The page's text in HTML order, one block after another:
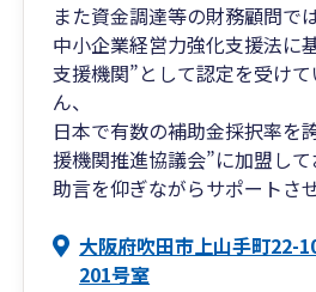
また資金調達等の財務顧問では
中小企業経営力強化支援法に
支援機関”として認定を受け
ん、
日本で有数の補助金採択率を
援機関推進協議会”に加盟し
助言を仰ぎながらサポートさ
大阪府吹田市上山手町22-
201号室